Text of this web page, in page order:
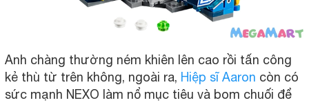
Anh chàng thường ném khiên lên cao rồi tấn công
kẻ thù từ trên không, ngoài ra, Hiệp sĩ Aaron còn có
sức mạnh NEXO làm nổ mục tiêu và bom chuối để